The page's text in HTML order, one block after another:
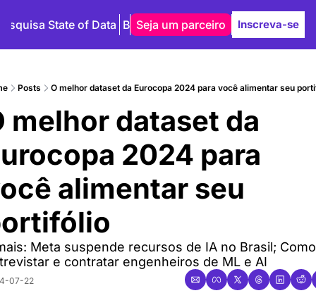
State of Data Blog Autores
Seja um parceiro Inscreva-se
Posts O melhor dataset da Eurocopa 2024 para você alimentar seu
melhor dataset da
2024 para
alimentar seu
Meta suspende recursos de IA no Brasil; Como
e contratar engenheiros de ML e AI
07-22